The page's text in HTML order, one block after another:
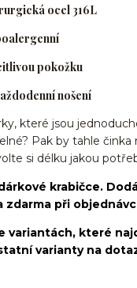
ocel 316L
pokožku
nošení
které jsou
Pak by tahle
si délku jakou
krabičce.
zdarma při
variantách, které
varianty na